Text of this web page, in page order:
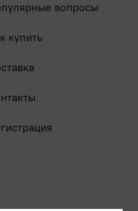
вопросы
купить